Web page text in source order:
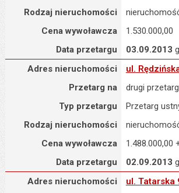
Rodzaj nieruchomości
Cena wywoławcza
1.530.000,00
Data przetargu
03.09.2013
Adres nieruchomości : ul. Rędzińska (8414
Adres nieruchomości
ul.
Przetarg na
drugi
Typ przetargu
Przetarg
Rodzaj nieruchomości
Cena wywoławcza
1.488.000,00
Data przetargu
02.09.2013
Adres nieruchomości : ul. Tatarska 9
Adres nieruchomości
ul. Tatarska